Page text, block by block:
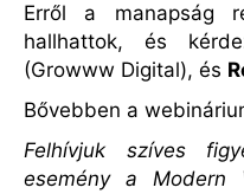
Erről a manapság
hallhattok, és
(Growww Digital), és
Bővebben a
Felhívjuk szíves
esemény a Modern